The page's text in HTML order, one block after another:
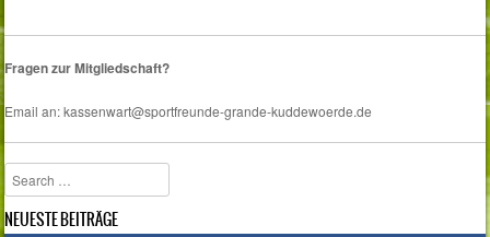
Fragen zur Mitgliedschaft?
Email an: kassenwart@sportfreunde-grande-kuddewoerde.de
Search
NEUESTE BEITRÄGE